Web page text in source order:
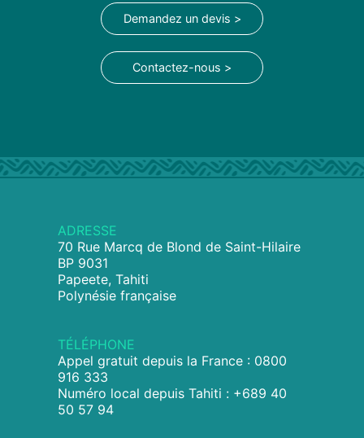
Demandez un devis >
Contactez-nous >
ADRESSE
70 Rue Marcq de Blond de Saint-Hilaire
BP 9031
Papeete, Tahiti
Polynésie française
TÉLÉPHONE
Appel gratuit depuis la France : 0800
916 333
Numéro local depuis Tahiti : +689 40
50 57 94